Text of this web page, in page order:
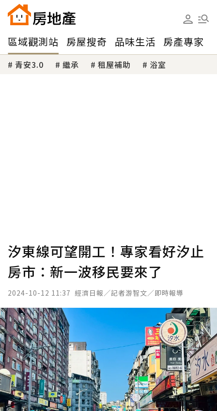
區域觀測站 房屋搜奇 品味生活 房產專家
青安3.0 繼承 租屋補助 浴室
汐東線可望開工！專家看好汐止
房市：新一波移民要來了
2024-10-12 11:37 經濟日報／記者游智文／即時報導